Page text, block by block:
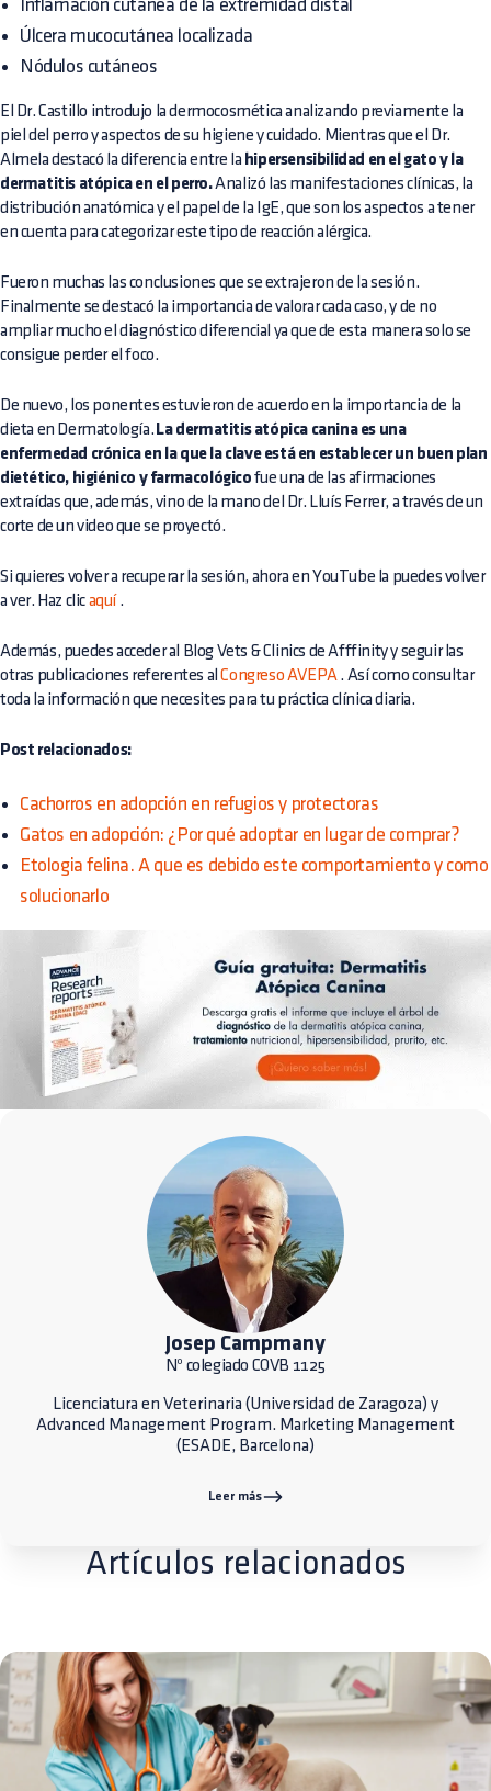
Inflamación cutánea de la extremidad distal
Úlcera mucocutánea localizada
Nódulos cutáneos
El Dr. Castillo introdujo la dermocosmética analizando previamente la
piel del perro y aspectos de su higiene y cuidado. Mientras que el Dr.
Almela destacó la diferencia entre la hipersensibilidad en el gato y la
dermatitis atópica en el perro.Analizó las manifestaciones clínicas, la
distribución anatómica y el papel de la IgE, que son los aspectos a tener
en cuenta para categorizar este tipo de reacción alérgica.
Fueron muchas las conclusiones que se extrajeron de la sesión.
Finalmente se destacó la importancia de valorar cada caso, y de no
ampliar mucho el diagnóstico diferencial ya que de esta manera solo se
consigue perder el foco.
De nuevo, los ponentes estuvieron de acuerdo en la importancia de la
dieta en Dermatología. La dermatitis atópica canina es una
enfermedad crónica en la que la clave está en establecer un buen plan
dietético, higiénico y farmacológico fue una de las afirmaciones
extraídas que, además, vino de la mano del Dr. Lluís Ferrer, a través de un
corte de un video que se proyectó.
Si quieres volver a recuperar la sesión, ahora en YouTube la puedes volver
a ver. Haz clic aquí.
Además, puedes acceder al Blog Vets & Clinics de Afffinityy seguir las
otras publicaciones referentes alCongreso AVEPA . Así como consultar
toda la información que necesites para tu práctica clínica diaria.
Post relacionados:
Cachorros en adopción en refugios y protectoras
Gatos en adopción: ¿Por qué adoptar en lugar de comprar?
Etologia felina. A que es debido este comportamiento y como
solucionarlo
Josep Campmany
Nº colegiado COVB 1125
Licenciatura en Veterinaria (Universidad de Zaragoza) y
Advanced Management Program. Marketing Management
(ESADE, Barcelona)
Leer más
Artículos relacionados